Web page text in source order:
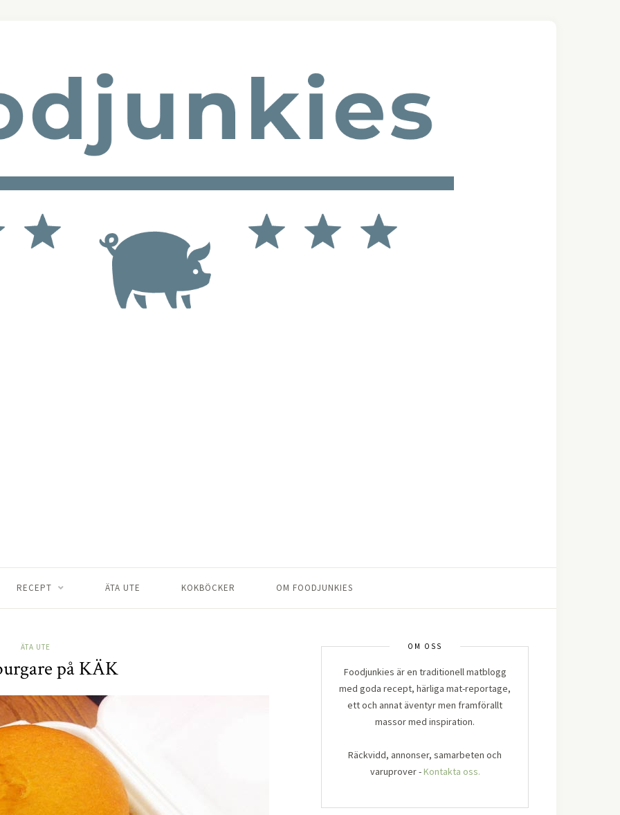
RECEPT ÄTA UTE KOKBÖCKER OM FOODJUNKIES
ÄTA UTE
på KÄK
OM OSS
Foodjunkies är en traditionell matblogg
med goda recept, härliga mat-reportage,
ett och annat äventyr men framförallt
massor med inspiration.
Räckvidd, annonser, samarbeten och
varuprover -Kontakta oss.